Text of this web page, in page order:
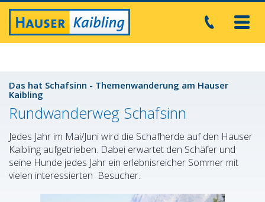
Das hat Schafsinn - Themenwanderung am Hauser
Kaibling
Rundwanderweg Schafsinn
Jedes Jahr im Mai/Juni wird die Schafherde auf den Hauser
Kaibling aufgetrieben. Dabei erwartet den Schäfer und
seine Hunde jedes Jahr ein erlebnisreicher Sommer mit
vielen interessierten Besucher.